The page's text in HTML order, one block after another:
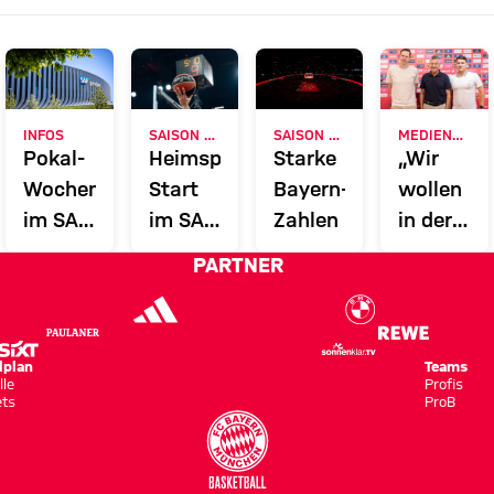
INFOS
Pokal-
Wochenende
im SAP
Garden
Heimspiel-
Start
im SAP
Garden
Oktober
Starke
Bayern-
Zahlen
„Wir
wollen
in der
PARTNER
Teams
Profis
ProB